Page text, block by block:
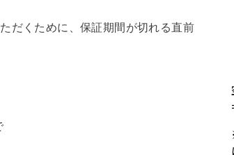
だくために、保証期間が切れる直前